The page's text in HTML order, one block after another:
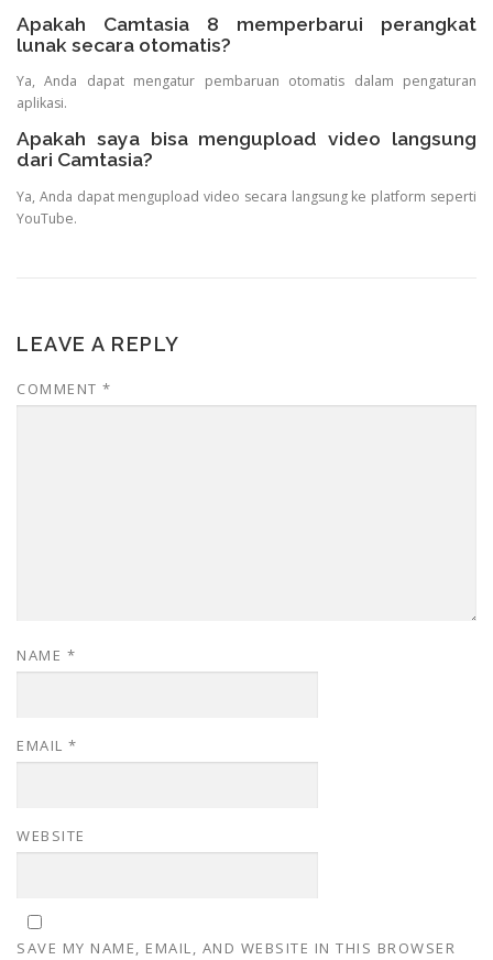
Apakah Camtasia 8 memperbarui perangkat
lunak secara otomatis?
Ya, Anda dapat mengatur pembaruan otomatis dalam pengaturan
aplikasi.
Apakah saya bisa mengupload video langsung
dari Camtasia?
Ya, Anda dapat mengupload video secara langsung ke platform seperti
YouTube.
LEAVE A REPLY
COMMENT *
NAME *
EMAIL *
WEBSITE
SAVE MY NAME, EMAIL, AND WEBSITE IN THIS BROWSER